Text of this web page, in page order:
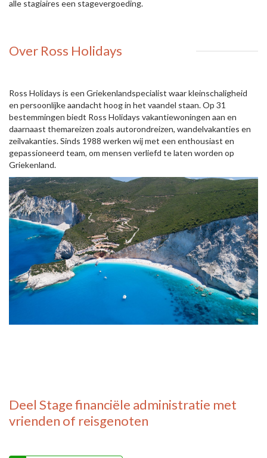
alle stagiaires een stagevergoeding.
Over Ross Holidays
Ross Holidays is een Griekenlandspecialist waar kleinschaligheid
en persoonlijke aandacht hoog in het vaandel staan. Op 31
bestemmingen biedt Ross Holidays vakantiewoningen aan en
daarnaast themareizen zoals autorondreizen, wandelvakanties en
zeilvakanties. Sinds 1988 werken wij met een enthousiast en
gepassioneerd team, om mensen verliefd te laten worden op
Griekenland.
Deel Stage financiële administratie met
vrienden of reisgenoten